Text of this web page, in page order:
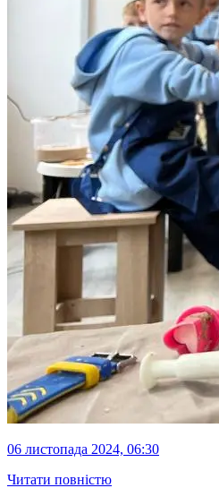
06 листопада 2024, 06:30
Читати повністю